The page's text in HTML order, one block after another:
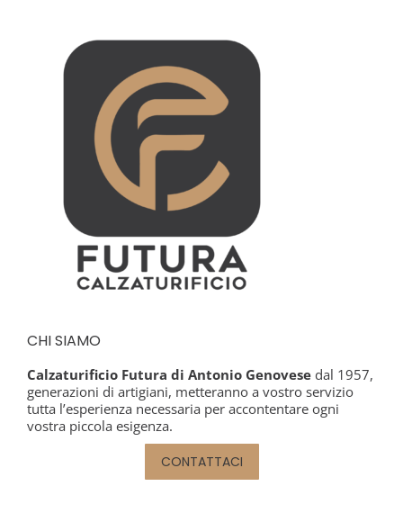
CHI SIAMO
Calzaturificio Futura di Antonio Genovese dal 1957,
generazioni di artigiani, metteranno a vostro servizio
tutta l’esperienza necessaria per accontentare ogni
vostra piccola esigenza.
CONTATTACI